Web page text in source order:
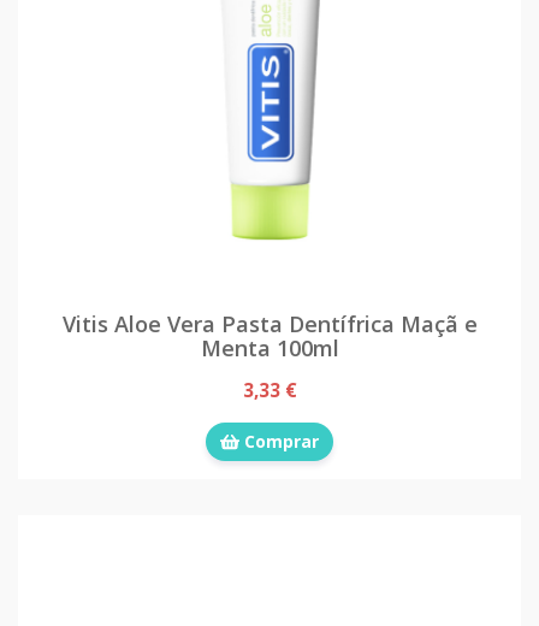
Vitis Aloe Vera Pasta Dentífrica Maçã e
Menta 100ml
3,33 €
Comprar